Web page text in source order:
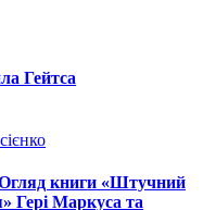
Гейтса
книги «Штучний
Гері Маркуса та